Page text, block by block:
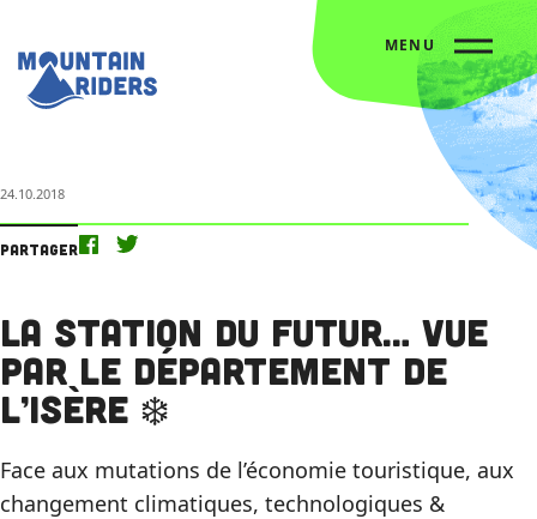
MENU
24.10.2018
Partager
La station du futur… vue
par le département de
l’Isère ❄️
Face aux mutations de l’économie touristique, aux
changement climatiques, technologiques &